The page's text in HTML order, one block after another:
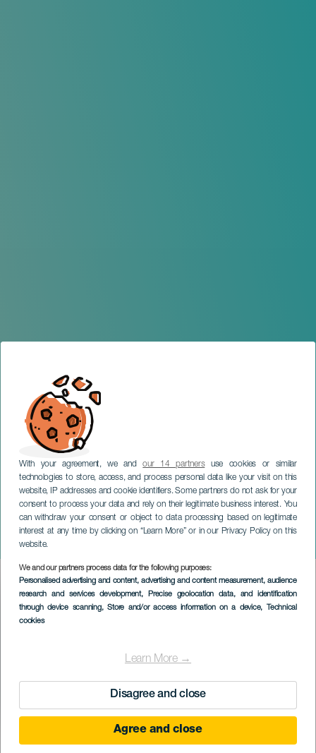
With your agreement, we andour 14 partnersuse cookies or similar
technologies to store, access, and process personal data like your visit on this
website, IP addresses and cookie identifiers. Some partners do not ask for your
consent to process your data and rely on their legitimate business interest. You
can withdraw your consent or object to data processing based on legitimate
interest at any time by clicking on “Learn More” or in our Privacy Policy on this
website.
We and our partners process data for the following purposes:
Personalised advertising and content, advertising and content measurement, audience
research and services development, Precise geolocation data, and identification
through device scanning, Store and/or access information on a device, Technical
cookies
Learn More →
Disagree and close
Agree and close
Reíslas: A 8 sziget
vígjátékfesztiválja
GRAN CANARIA
Imagen
Listado